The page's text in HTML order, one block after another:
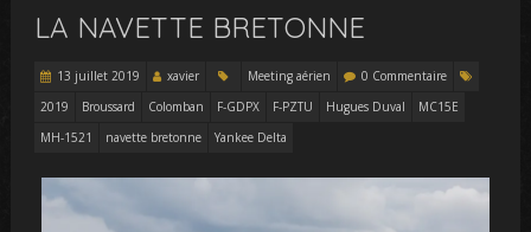
LA NAVETTE BRETONNE
13 juillet 2019 xavier Meeting aérien
0 Commentaire
2019
Broussard Colomban F-GDPX F-PZTU Hugues Duval
MC15E
MH-1521
navette bretonne Yankee Delta